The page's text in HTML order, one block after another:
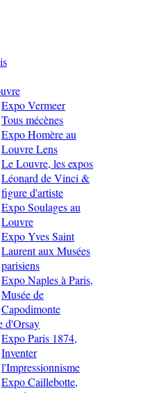
Expo Vermeer
Tous mécènes
Expo Homère au
Louvre Lens
Le Louvre, les expos
Léonard de Vinci &
figure d'artiste
Expo Soulages au
Louvre
Expo Yves Saint
Laurent aux Musées
parisiens
Expo Naples à Paris,
Musée de
Capodimonte
d'Orsay
Expo Paris 1874,
Inventer
l'Impressionnisme
Expo Caillebotte,